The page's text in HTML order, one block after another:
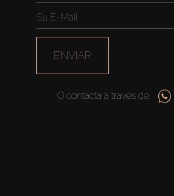
ENVIAR
O contacta a través de